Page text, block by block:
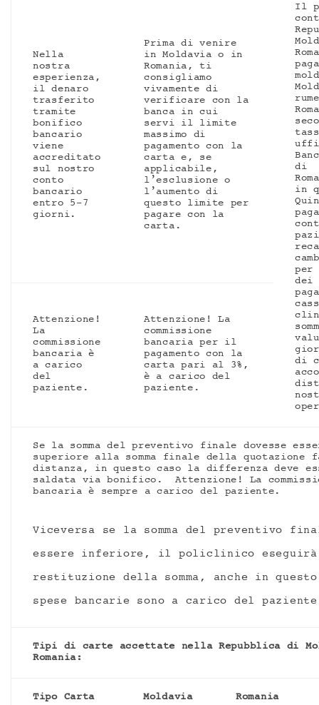
Nella
nostra
esperienza,
il denaro
trasferito
tramite
bonifico
bancario
viene
accreditato
sul nostro
conto
bancario
entro 5-7
giorni.
Prima di venire
in Moldavia o in
Romania, ti
consigliamo
vivamente di
verificare con la
banca in cui
servi il limite
massimo di
pagamento con la
carta e, se
applicabile,
l’esclusione o
l’aumento di
questo limite per
pagare con la
carta.
Il
di
in
per
dei
di
Attenzione!
La
commissione
bancaria è
a carico
del
paziente.
Attenzione! La
commissione
bancaria per il
pagamento con la
carta pari al 3%,
è a carico del
paziente.
Se la somma del preventivo finale dovesse
superiore alla somma finale della quotazione
distanza, in questo caso la differenza deve
saldata via bonifico.
Attenzione! La
bancaria è sempre a carico del paziente.
Viceversa se la somma del preventivo
essere inferiore, il policlinico
restituzione della somma, anche in
spese bancarie sono a carico del
Tipi di carte accettate nella Repubblica di
Romania:
Tipo Carta Moldavia Romania